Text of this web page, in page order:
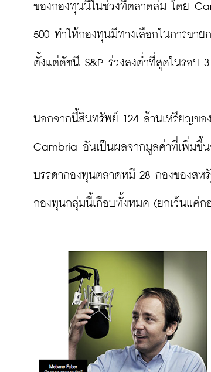
ของกองทุนนี้ในช่วงที่ตลาดล่ม โดย
500 ทำให้กองทุนมีทางเลือกในการข
ตั้งแต่ดัชนี S&P ร่วงลงต่ำที่สุดในรอบ
นอกจากนี้สินทรัพย์ 124 ล้านเหรียญขอ
Cambria อันเป็นผลจากมูลค่าที่เพิ่มขึ้
บรรดากองทุนตลาดหมี 28 กองของสห
กองทุนกลุ่มนี้เกือบทั้งหมด (ยกเว้นแค่